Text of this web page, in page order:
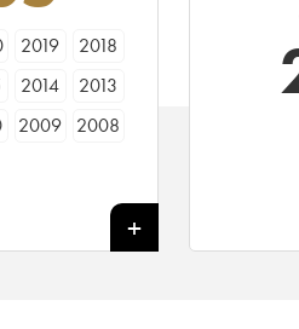
2019
2018
2014
2013
2009
2008
1998
1994
1993